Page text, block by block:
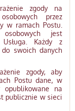
zgody na
przez
w ramach Postu.
jest
Usługa. Każdy z
swoich danych
zgody, aby
Postu dane, w
opublikowane na
publicznie w sieci